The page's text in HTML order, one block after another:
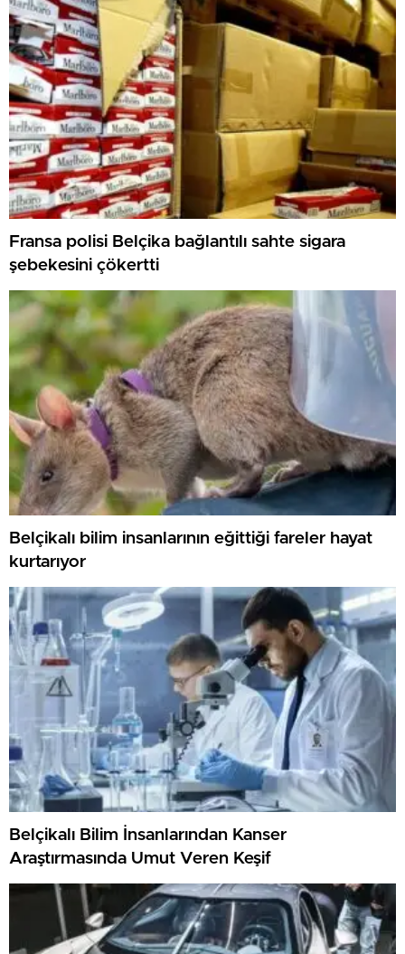
Fransa polisi Belçika bağlantılı sahte sigara
şebekesini çökertti
Belçikalı bilim insanlarının eğittiği fareler hayat
kurtarıyor
Belçikalı Bilim İnsanlarından Kanser
Araştırmasında Umut Veren Keşif